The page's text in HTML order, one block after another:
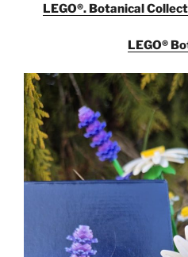
LEGO®. Botanical
LEGO®